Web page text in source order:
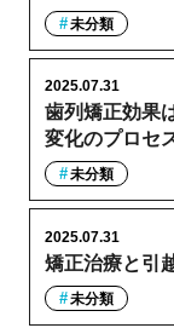
未分類
歯列矯正効果
変化のプロセ
2025.07.31
未分類
矯正治療と引
2025.07.31
未分類